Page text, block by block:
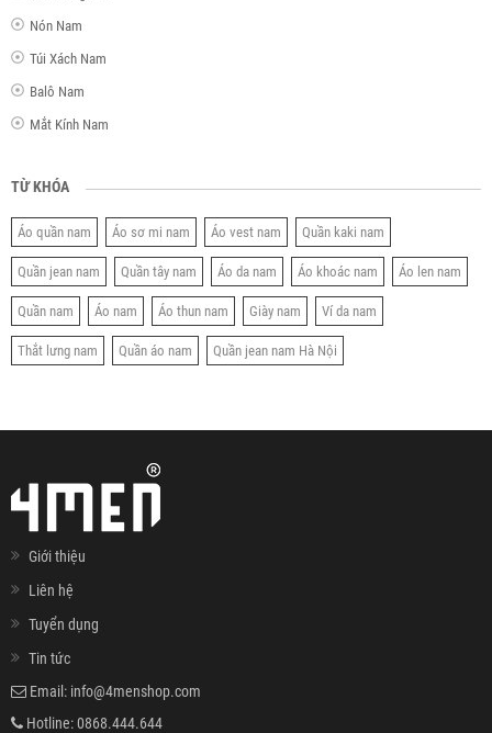
Nón Nam
Túi Xách Nam
Balô Nam
Mắt Kính Nam
TỪ KHÓA
Áo quần nam Áo sơ mi nam Áo vest nam Quần kaki nam
Quần jean nam Quần tây nam Áo da nam Áo khoác nam Áo len nam
Quần nam Áo nam Áo thun nam Giày nam Ví da nam
Thắt lưng nam Quần áo nam Quần jean nam Hà Nội
Giới thiệu
Liên hệ
Tuyển dụng
Tin tức
Email: info@4menshop.com
Hotline:0868.444.644